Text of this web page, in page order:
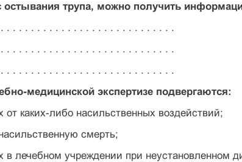
остывания трупа, можно получить
. . . . . . . . . . . . . . . . . . . . . . . . . . . .
. . . . . . . . . . . . . . . . . . . . . . . . . . . .
. . . . . . . . . . . . . . . . . . . . . . . . . . . .
медицинской экспертизе подвергаются:
каких-либо насильственных воздействий;
смерть;
лечебном учреждении при неустановленном